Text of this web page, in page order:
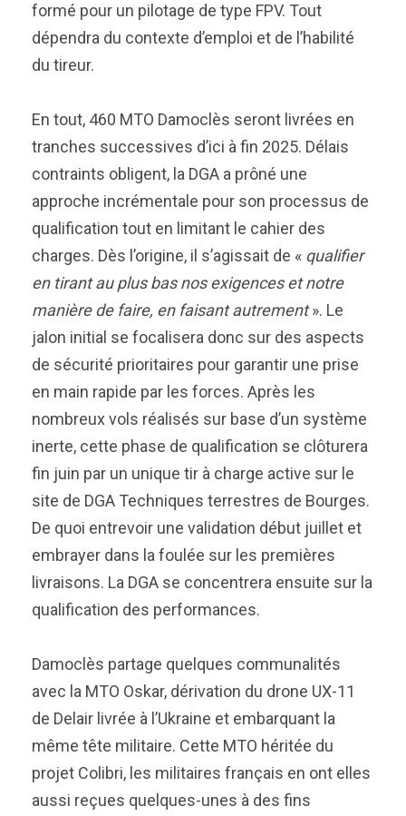
formé pour un pilotage de type FPV. Tout
dépendra du contexte d’emploi et de l’habilité
du tireur.
En tout, 460 MTO Damoclès seront livrées en
tranches successives d’ici à fin 2025. Délais
contraints obligent, la DGA a prôné une
approche incrémentale pour son processus de
qualification tout en limitant le cahier des
charges. Dès l’origine, il s’agissait de « qualifier
en tirant au plus bas nos exigences et notre
manière de faire, en faisant autrement». Le
jalon initial se focalisera donc sur des aspects
de sécurité prioritaires pour garantir une prise
en main rapide par les forces. Après les
nombreux vols réalisés sur base d’un système
inerte, cette phase de qualification se clôturera
fin juin par un unique tir à charge active sur le
site de DGA Techniques terrestres de Bourges.
De quoi entrevoir une validation début juillet et
embrayer dans la foulée sur les premières
livraisons. La DGA se concentrera ensuite sur la
qualification des performances.
Damoclès partage quelques communalités
avec la MTO Oskar, dérivation du drone UX-11
de Delair livrée à l’Ukraine et embarquant la
même tête militaire. Cette MTO héritée du
projet Colibri, les militaires français en ont elles
aussi reçues quelques-unes à des fins